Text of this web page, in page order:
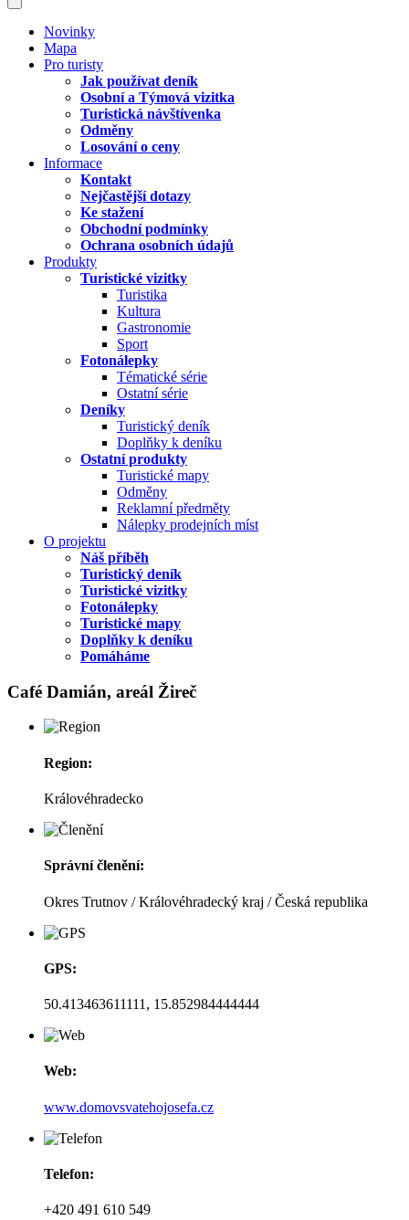
Novinky
Mapa
Pro turisty
Jak používat deník
Osobní a Týmová vizitka
Turistická návštívenka
Odměny
Losování o ceny
Informace
Kontakt
Nejčastější dotazy
Ke stažení
Obchodní podmínky
Ochrana osobních údajů
Produkty
Turistické vizitky
Turistika
Kultura
Gastronomie
Sport
Fotonálepky
Tématické série
Ostatní série
Deníky
Turistický deník
Doplňky k deníku
Ostatní produkty
Turistické mapy
Odměny
Reklamní předměty
Nálepky prodejních míst
O projektu
Náš příběh
Turistický deník
Turistické vizitky
Fotonálepky
Turistické mapy
Doplňky k deníku
Pomáháme
Café Damián, areál Žireč
Region:
Královéhradecko
Správní členění:
Okres Trutnov / Královéhradecký kraj / Česká republika
GPS:
50.413463611111, 15.852984444444
Web:
www.domovsvatehojosefa.cz
Telefon:
+420 491 610 549